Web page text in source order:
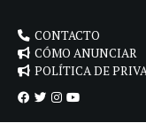
CONTACTO
CÓMO ANUNCIAR
POLÍTICA DE